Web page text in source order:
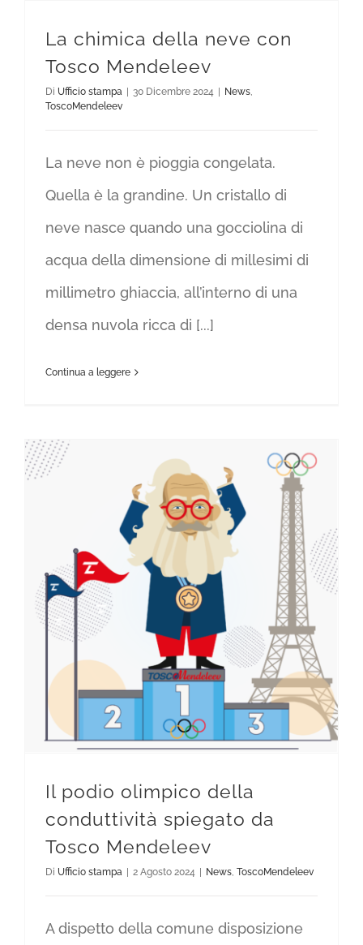
La chimica della neve con
Tosco Mendeleev
Di Ufficio stampa 30 Dicembre 2024 News,
ToscoMendeleev
La neve non è pioggia congelata.
Quella è la grandine. Un cristallo di
neve nasce quando una gocciolina di
acqua della dimensione di millesimi di
millimetro ghiaccia, all’interno di una
densa nuvola ricca di [...]
Continua a leggere
Il podio olimpico della
conduttività spiegato da
Tosco Mendeleev
Di Ufficio stampa 2 Agosto 2024 News, ToscoMendeleev
A dispetto della comune disposizione